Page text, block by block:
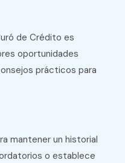
de Crédito es
oportunidades
prácticos para
mantener un historial
o establece